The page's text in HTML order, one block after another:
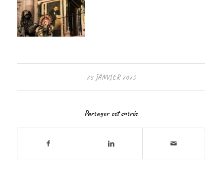
23 JANVIER 2025
Partager cet entrée